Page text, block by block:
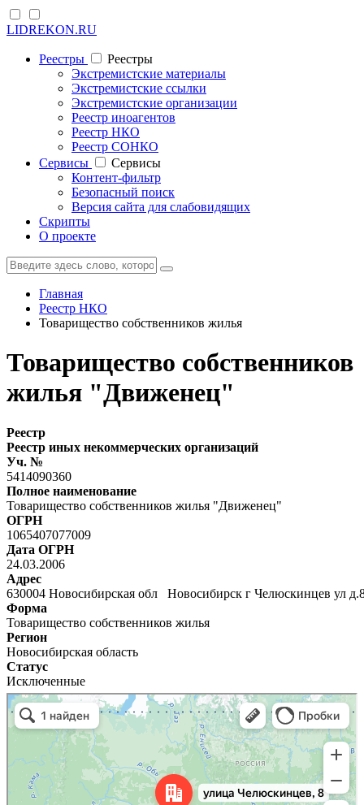
LIDREKON.RU
Реестры
Реестры
Экстремистские материалы
Экстремистские ссылки
Экстремистские организации
Реестр иноагентов
Реестр НКО
Реестр СОНКО
Cервисы
Cервисы
Контент-фильтр
Безопасный поиск
Версия сайта для слабовидящих
Скрипты
О проекте
Главная
Реестр НКО
Товарищество собственников жилья
Товарищество собственников
жилья "Движенец"
Реестр
Реестр иных некоммерческих организаций
Уч. №
5414090360
Полное наименование
Товарищество собственников жилья "Движенец"
ОГРН
1065407077009
Дата ОГРН
24.03.2006
Адрес
630004 Новосибирская обл Новосибирск г Челюскинцев ул
Форма
Товарищество собственников жилья
Регион
Новосибирская область
Статус
Исключенные